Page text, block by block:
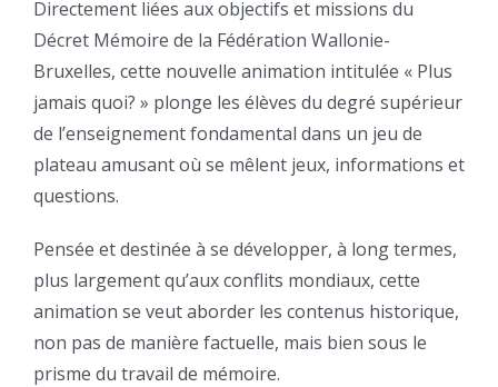
Directement liées aux objectifs et missions du
Décret Mémoire de la Fédération Wallonie-
Bruxelles, cette nouvelle animation intitulée « Plus
jamais quoi? » plonge les élèves du degré supérieur
de l’enseignement fondamental dans un jeu de
plateau amusant où se mêlent jeux, informations et
questions.
Pensée et destinée à se développer, à long termes,
plus largement qu’aux conflits mondiaux, cette
animation se veut aborder les contenus historique,
non pas de manière factuelle, mais bien sous le
prisme du travail de mémoire.